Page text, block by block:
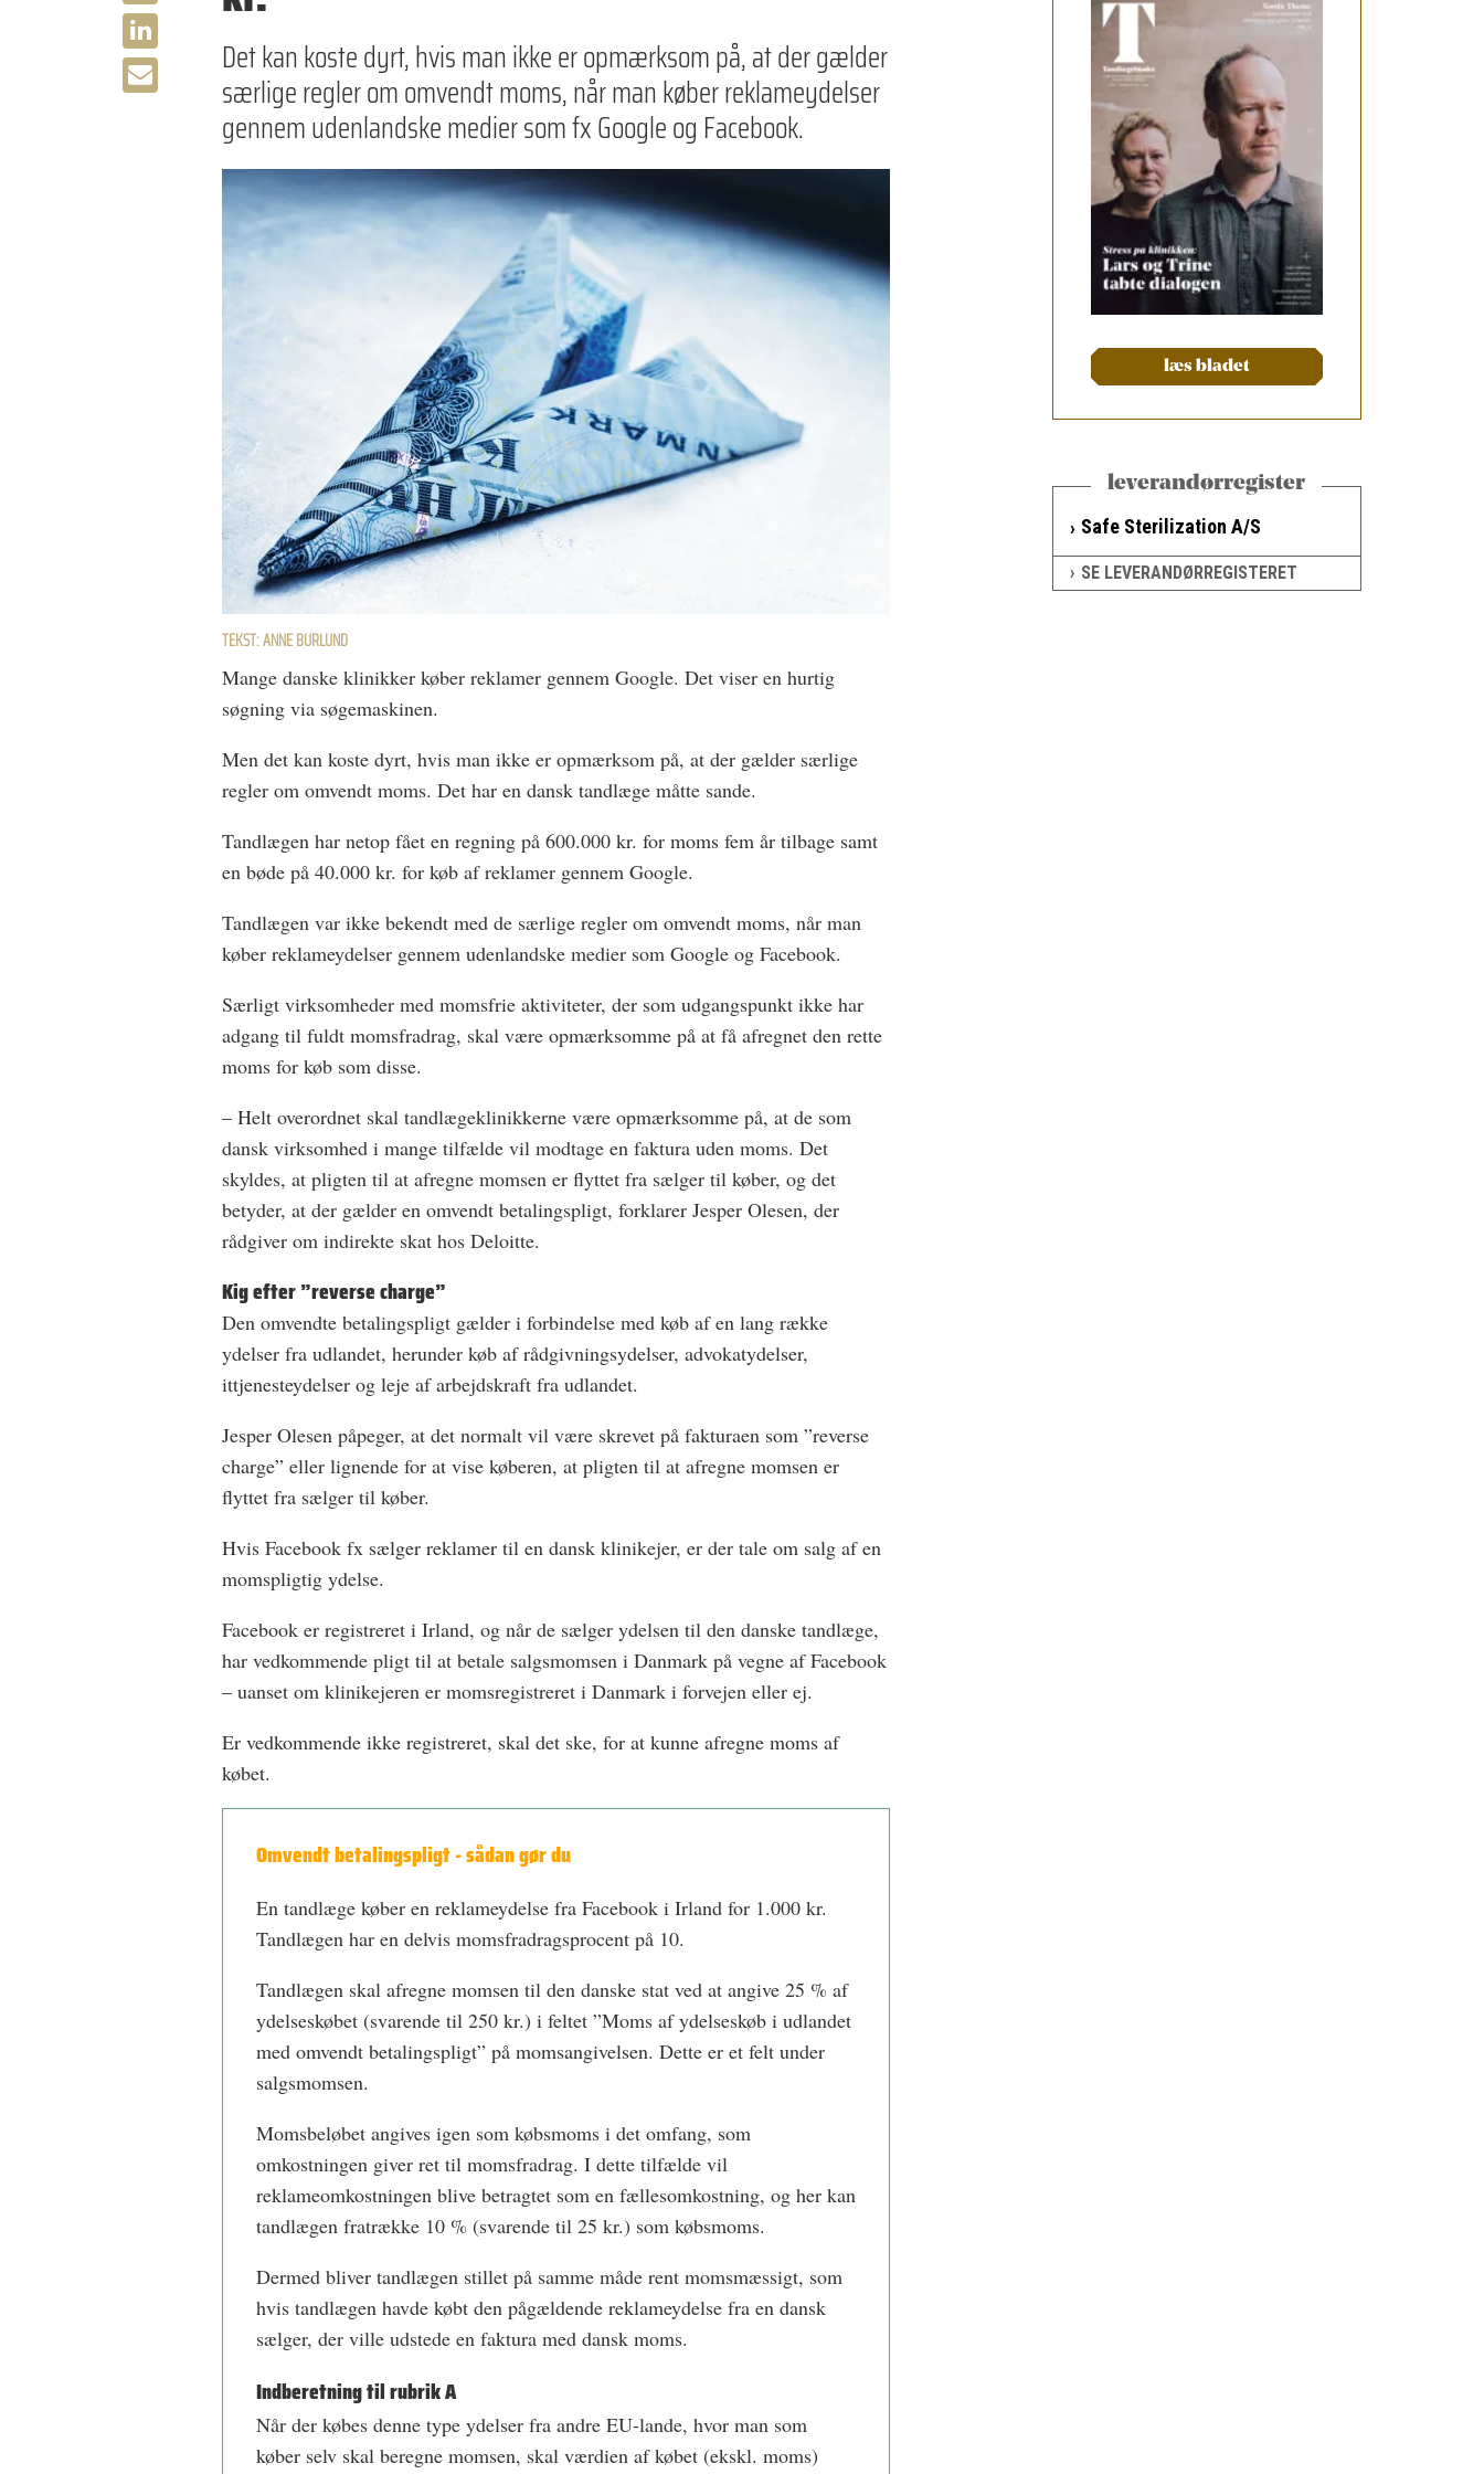
Det kan koste dyrt, hvis man ikke er opmærksom på, at der gælder
særlige regler om omvendt moms, når man køber reklameydelser
gennem udenlandske medier som fx Google og Facebook.
TEKST: ANNE BURLUND
Mange danske klinikker køber reklamer gennem Google. Det viser en hurtig
søgning via søgemaskinen.
Men det kan koste dyrt, hvis man ikke er opmærksom på, at der gælder særlige
regler om omvendt moms. Det har en dansk tandlæge måtte sande.
Tandlægen har netop fået en regning på 600.000 kr. for moms fem år tilbage samt
en bøde på 40.000 kr. for køb af reklamer gennem Google.
Tandlægen var ikke bekendt med de særlige regler om omvendt moms, når man
køber reklameydelser gennem udenlandske medier som Google og Facebook.
Særligt virksomheder med momsfrie aktiviteter, der som udgangspunkt ikke har
adgang til fuldt momsfradrag, skal være opmærksomme på at få afregnet den rette
moms for køb som disse.
– Helt overordnet skal tandlægeklinikkerne være opmærksomme på, at de som
dansk virksomhed i mange tilfælde vil modtage en faktura uden moms. Det
skyldes, at pligten til at afregne momsen er flyttet fra sælger til køber, og det
betyder, at der gælder en omvendt betalingspligt, forklarer Jesper Olesen, der
rådgiver om indirekte skat hos Deloitte.
Kig efter ”reverse charge”
Den omvendte betalingspligt gælder i forbindelse med køb af en lang række
ydelser fra udlandet, herunder køb af rådgivningsydelser, advokatydelser,
ittjenesteydelser og leje af arbejdskraft fra udlandet.
Jesper Olesen påpeger, at det normalt vil være skrevet på fakturaen som ”reverse
charge” eller lignende for at vise køberen, at pligten til at afregne momsen er
flyttet fra sælger til køber.
Hvis Facebook fx sælger reklamer til en dansk klinikejer, er der tale om salg af en
momspligtig ydelse.
Facebook er registreret i Irland, og når de sælger ydelsen til den danske tandlæge,
har vedkommende pligt til at betale salgsmomsen i Danmark på vegne af Facebook
– uanset om klinikejeren er momsregistreret i Danmark i forvejen eller ej.
Er vedkommende ikke registreret, skal det ske, for at kunne afregne moms af
købet.
Omvendt betalingspligt - sådan gør du
En tandlæge køber en reklameydelse fra Facebook i Irland for 1.000 kr.
Tandlægen har en delvis momsfradragsprocent på 10.
Tandlægen skal afregne momsen til den danske stat ved at angive 25 % af
ydelseskøbet (svarende til 250 kr.) i feltet ”Moms af ydelseskøb i udlandet
med omvendt betalingspligt” på momsangivelsen. Dette er et felt under
salgsmomsen.
Momsbeløbet angives igen som købsmoms i det omfang, som
omkostningen giver ret til momsfradrag. I dette tilfælde vil
reklameomkostningen blive betragtet som en fællesomkostning, og her kan
tandlægen fratrække 10 % (svarende til 25 kr.) som købsmoms.
Dermed bliver tandlægen stillet på samme måde rent momsmæssigt, som
hvis tandlægen havde købt den pågældende reklameydelse fra en dansk
sælger, der ville udstede en faktura med dansk moms.
Indberetning til rubrik A
Når der købes denne type ydelser fra andre EU-lande, hvor man som
køber selv skal beregne momsen, skal værdien af købet (ekskl. moms)
læs bladet
leverandørregister
Safe Sterilization A/S
SE LEVERANDØRREGISTERET